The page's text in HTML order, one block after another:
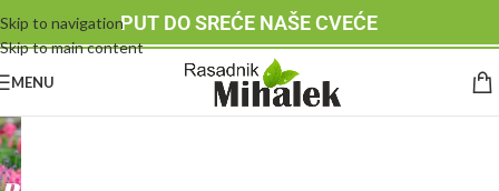
Skip to navigation
Skip to main content
PUT DO SREĆE NAŠE CVEĆE
MENU
RASADNIK
MIHALEK